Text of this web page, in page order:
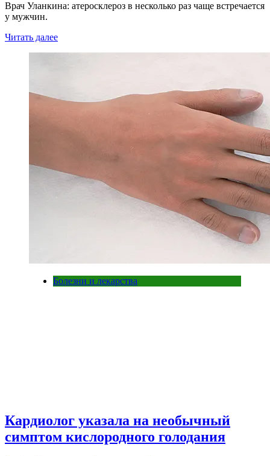
Врач Уланкина: атеросклероз в несколько раз чаще встречается
у мужчин.
Читать далее
Болезни и лекарства
Кардиолог указала на необычный
симптом кислородного голодания